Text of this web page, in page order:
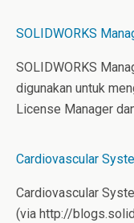
SOLIDWORKS
SOLIDWORKS
digunakan untuk
License Manager
Cardiovascular
Cardiovascular
(via http://